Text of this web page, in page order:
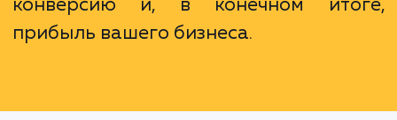
Подключение оплаты на сайте